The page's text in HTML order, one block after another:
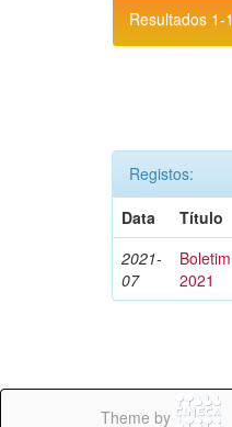
Resultados 1-
Registos:
Data
Título
2021-
07
2021
Theme by